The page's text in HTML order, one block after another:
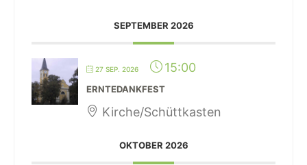
SEPTEMBER 2026
27 SEP. 2026 15:00
ERNTEDANKFEST
Kirche/Schüttkasten
OKTOBER 2026